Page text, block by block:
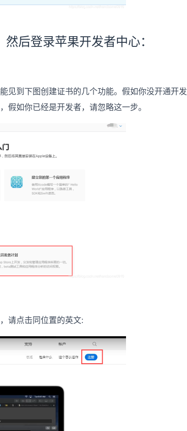
后登录苹果开发者中心：
见到下图创建证书的几个功能。假如你没开通开发
假如你已经是开发者，请忽略这一步。
请点击同位置的英文: